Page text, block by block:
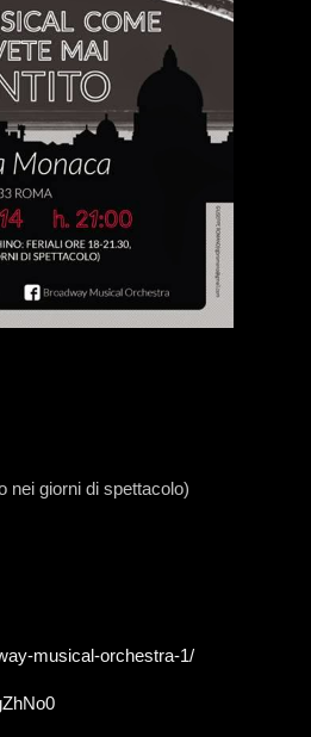
nei giorni di spettacolo)
musical-orchestra-1/